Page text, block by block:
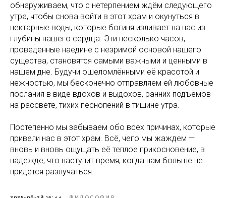
обнаруживаем, что с нетерпением ждём следующего
утра, чтобы снова войти в этот храм и окунуться в
нектарные воды, которые богиня изливает на нас из
глубины нашего сердца. Эти несколько часов,
проведенные наедине с незримой основой нашего
существа, становятся самыми важными и ценными в
нашем дне. Будучи ошеломлёнными её красотой и
нежностью, мы бесконечно отправляем ей любовные
послания в виде вдохов и выдохов, ранних подъёмов
на рассвете, тихих песнопений в тишине утра.
Постепенно мы забываем обо всех причинах, которые
привели нас в этот храм. Всё, чего мы жаждем —
вновь и вновь ощущать её теплое прикосновение, в
надежде, что наступит время, когда нам больше не
придется разлучаться.